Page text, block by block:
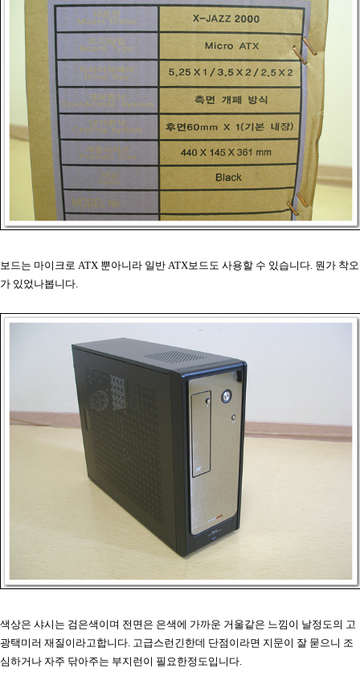
보드는 마이크로 ATX 뿐아니라 일반 ATX보드도 사용할 수 있습니다. 뭔가 착오
가 있었나봅니다.
색상은 샤시는 검은색이며 전면은 은색에 가까운 거울같은 느낌이 날정도의 고
광택미러 재질이라고합니다. 고급스런긴한데 단점이라면 지문이 잘 묻으니 조
심하거나 자주 닦아주는 부지런이 필요한정도입니다.